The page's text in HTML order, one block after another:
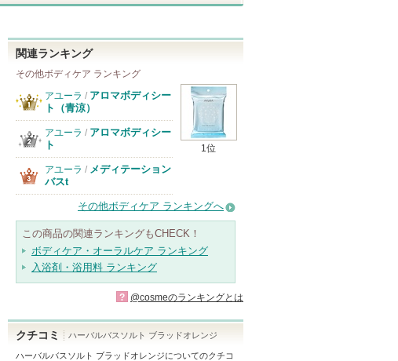
関連ランキング
その他ボディケア ランキング
1位
アユーラ / アロマボディシー
ト（青涼）
アユーラ / アロマボディシー
ト
アユーラ / メディテーション
バスt
その他ボディケア ランキングへ
この商品の関連ランキングもCHECK！
ボディケア・オーラルケア ランキング
入浴剤・浴用料 ランキング
? @cosmeのランキングとは
クチコミ ハーバルバスソルト ブラッドオレンジ
ハーバルバスソルト ブラッドオレンジについてのクチコ